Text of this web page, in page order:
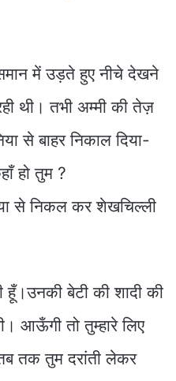
में उड़ते हुए नीचे देखने
थी। तभी अम्मी की तेज़
से बाहर निकाल दिया-
हो तुम ?
से निकल कर शेखचिल्ली
बेटी की शादी की
आऊँगी तो तुम्हारे लिए
तक तुम दरांती लेकर